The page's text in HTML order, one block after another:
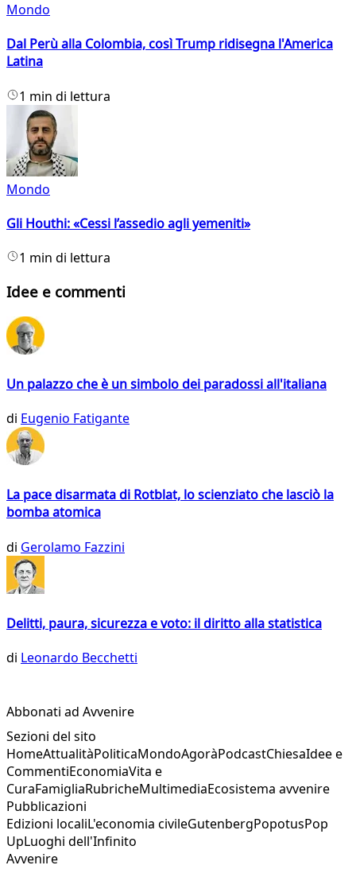
Mondo
Dal Perù alla Colombia, così Trump ridisegna l'America
Latina
1 min di lettura
Mondo
Gli Houthi: «Cessi l’assedio agli yemeniti»
1 min di lettura
Idee e commenti
Un palazzo che è un simbolo dei paradossi all'italiana
di Eugenio Fatigante
La pace disarmata di Rotblat, lo scienziato che lasciò la
bomba atomica
di Gerolamo Fazzini
Delitti, paura, sicurezza e voto: il diritto alla statistica
di Leonardo Becchetti
Abbonati ad Avvenire
Sezioni del sito
HomeAttualitàPoliticaMondoAgoràPodcastChiesaIdee e
CommentiEconomiaVita e
CuraFamigliaRubricheMultimediaEcosistema avvenire
Pubblicazioni
Edizioni localiL'economia civileGutenbergPopotusPop
UpLuoghi dell'Infinito
Avvenire